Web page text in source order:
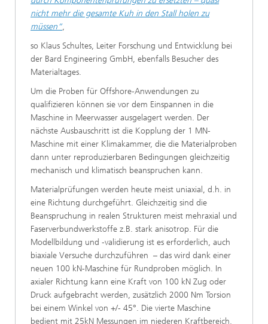
nicht mehr die gesamte Kuh in den Stall holen zu
müssen“,
so Klaus Schultes, Leiter Forschung und Entwicklung bei
der Bard Engineering GmbH, ebenfalls Besucher des
Materialtages.
Um die Proben für Offshore-Anwendungen zu
qualifizieren können sie vor dem Einspannen in die
Maschine in Meerwasser ausgelagert werden. Der
nächste Ausbauschritt ist die Kopplung der 1 MN-
Maschine mit einer Klimakammer, die die Materialproben
dann unter reproduzierbaren Bedingungen gleichzeitig
mechanisch und klimatisch beanspruchen kann.
Materialprüfungen werden heute meist uniaxial, d.h. in
eine Richtung durchgeführt. Gleichzeitig sind die
Beanspruchung in realen Strukturen meist mehraxial und
Faserverbundwerkstoffe z.B. stark anisotrop. Für die
Modellbildung und -validierung ist es erforderlich, auch
biaxiale Versuche durchzuführen – das wird dank einer
neuen 100 kN-Maschine für Rundproben möglich. In
axialer Richtung kann eine Kraft von 100 kN Zug oder
Druck aufgebracht werden, zusätzlich 2000 Nm Torsion
bei einem Winkel von +/- 45°. Die vierte Maschine
bedient mit 25kN Messungen im niederen Kraftbereich.